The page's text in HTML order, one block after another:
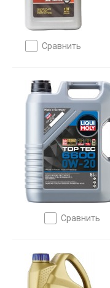
сравнить
сравнить